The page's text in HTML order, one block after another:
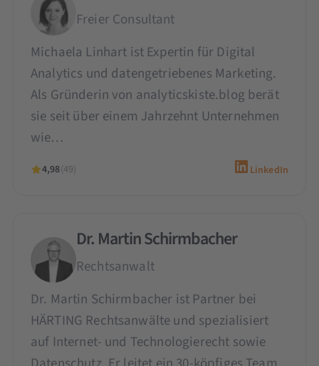
Freier Consultant
Michaela Linhart ist Expertin für Digital
Analytics und datengetriebenes Marketing.
Als Gründerin von analyticskiste.blog berät
sie seit über einem Jahrzehnt Unternehmen
wie…
4,98(49) LinkedIn
Dr. Martin Schirmbacher
Rechtsanwalt
Dr. Martin Schirmbacher ist Partner bei
HÄRTING Rechtsanwälte und spezialisiert
auf Internet- und Technologierecht sowie